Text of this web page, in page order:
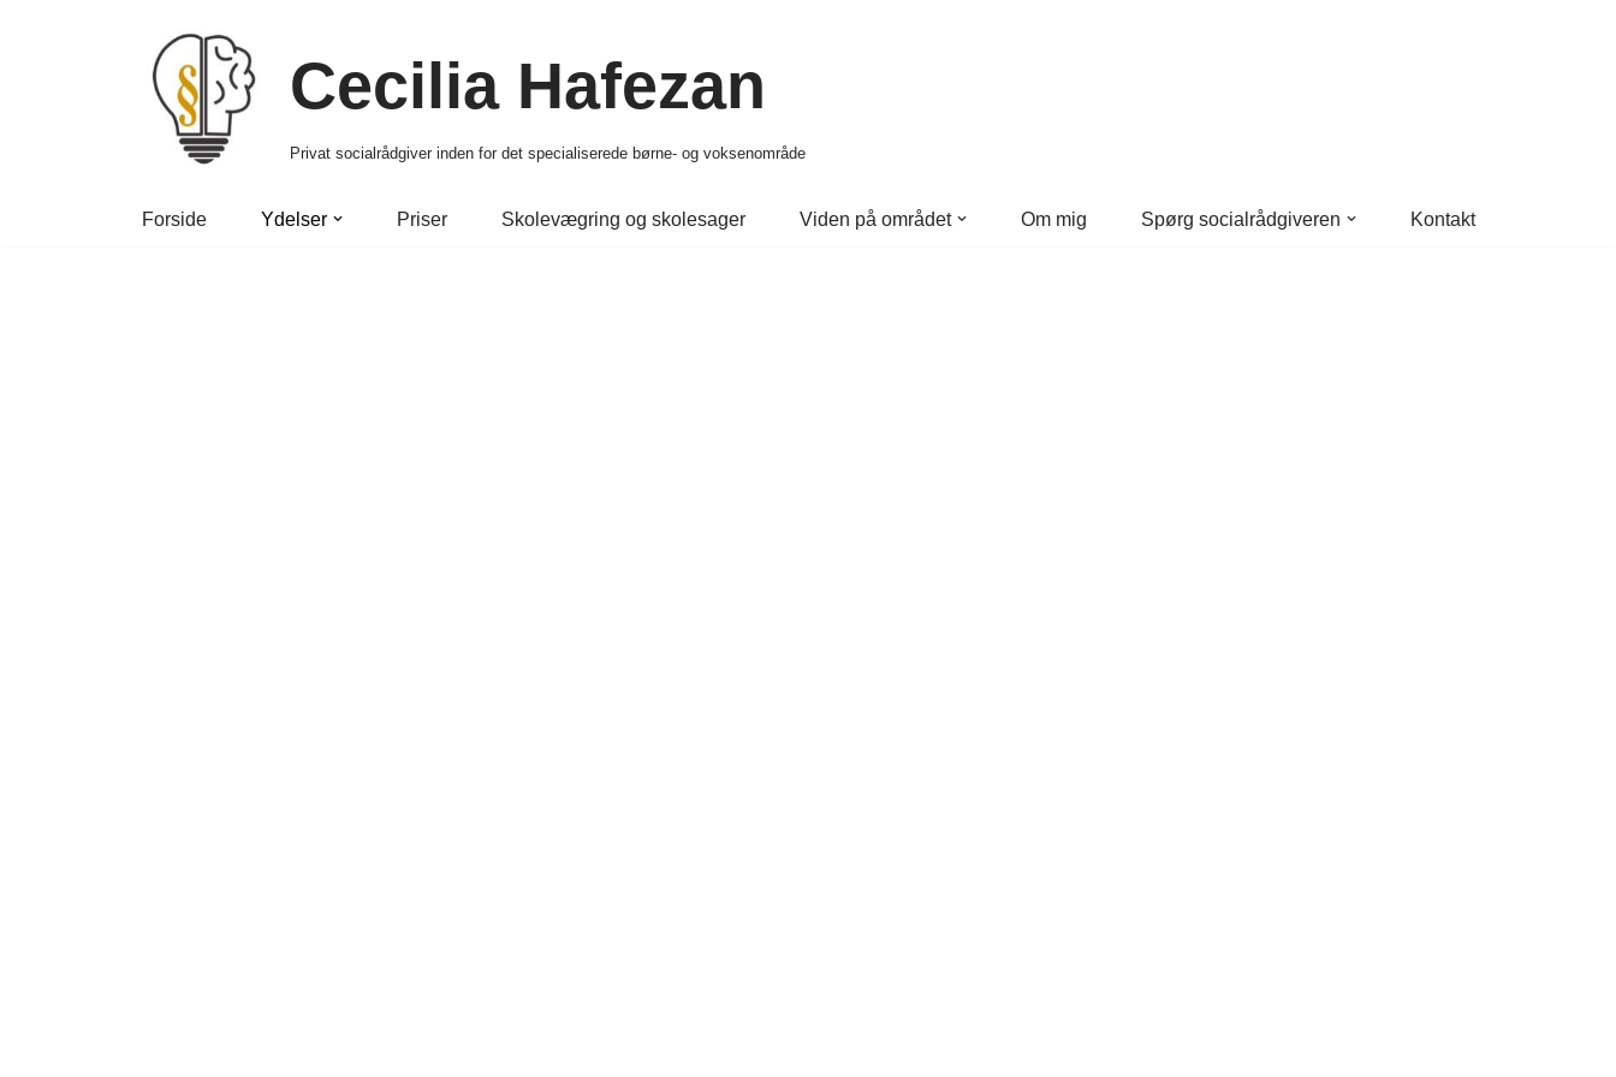
Cecilia Hafezan
Privat socialrådgiver inden for det specialiserede børne- og voksenområde
Forside Ydelser Priser Skolevægring og skolesager Viden på området Om mig Spørg socialrådgiveren Kontakt